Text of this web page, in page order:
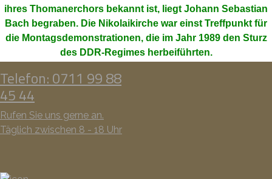
ihres Thomanerchors bekannt ist, liegt Johann Sebastian
Bach begraben. Die Nikolaikirche war einst Treffpunkt für
die Montagsdemonstrationen, die im Jahr 1989 den Sturz
des DDR-Regimes herbeiführten.
Telefon: 0711 99 88
45 44
Rufen Sie uns gerne an.
Täglich zwischen 8 - 18 Uhr